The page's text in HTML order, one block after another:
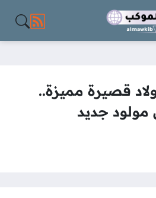
مواقع
قصيرة مميزة..
مولود جديد